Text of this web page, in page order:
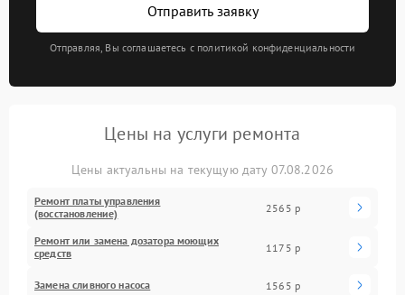
Отправить заявку
Отправляя, Вы соглашаетесь с политикой конфиденциальности
Цены на услуги ремонта
Цены актуальны на текущую дату 07.08.2026
Ремонт платы управления
(восстановление)
2565 р
Ремонт или замена дозатора моющих
средств
1175 р
Замена сливного насоса 1565 р